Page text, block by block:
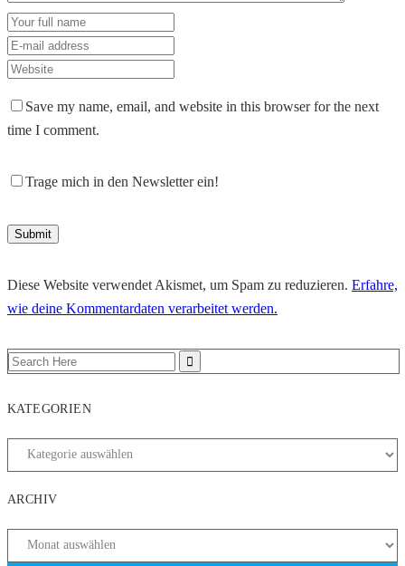
Save my name, email, and website in this browser for the next
time I comment.
Trage mich in den Newsletter ein!
Diese Website verwendet Akismet, um Spam zu reduzieren. Erfahre,
wie deine Kommentardaten verarbeitet werden.
KATEGORIEN
ARCHIV